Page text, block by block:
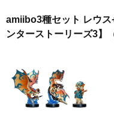
amiibo3種セット レウ
ンターストーリーズ3】